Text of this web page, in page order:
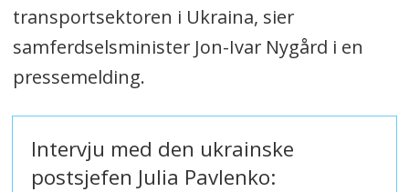
transportsektoren i Ukraina, sier
samferdselsminister Jon-Ivar Nygård i en
pressemelding.
Intervju med den ukrainske
postsjefen Julia Pavlenko: